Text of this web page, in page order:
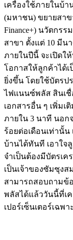
เครื่องใช้ภายในบ้า
(มหาชน) ขยายสาข
Finance+) นวัตกร
สาขา ตั้งแต่ 10 มีน
ภายในปีนี้ จะเปิดใ
โอกาสให้ลูกค้าได้
ยิ่งขึ้น โดยใช้บัตรป
ไฟแนนซ์พลัส สินเชื่
เอกสารอื่น ๆ เพิ่มเ
ภายใน 3 นาที นอก
ร้อยต่อเดือนเท่านั้
บ้านได้ทันที เอาใจ
จำเป็นต้องมีบัตรเ
เป็นเจ้าของซัมซุง
สามารถสอบถามข้
พลัสได้แล้ววันนี้ที่เ
เปอร์เซ็นเตอร์เฉพ